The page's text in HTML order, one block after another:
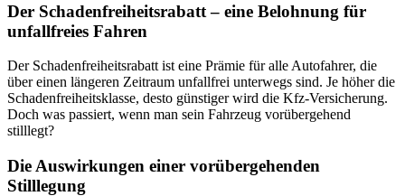
Der Schadenfreiheitsrabatt – eine Belohnung für
unfallfreies Fahren
Der Schadenfreiheitsrabatt ist eine Prämie für alle Autofahrer, die
über einen längeren Zeitraum unfallfrei unterwegs sind. Je höher die
Schadenfreiheitsklasse, desto günstiger wird die Kfz-Versicherung.
Doch was passiert, wenn man sein Fahrzeug vorübergehend
stilllegt?
Die Auswirkungen einer vorübergehenden
Stilllegung